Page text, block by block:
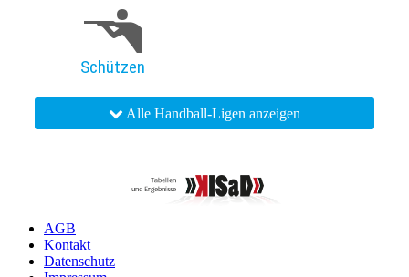
Schützen
Alle Handball-Ligen anzeigen
AGB
Kontakt
Datenschutz